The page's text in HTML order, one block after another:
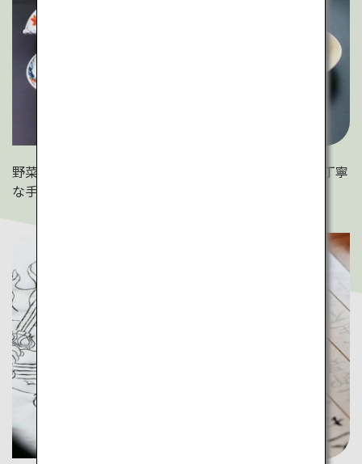
野菜中心の食材で仕上げる美しい精進料理。旬の味と丁寧
な手仕事が五感で堪能できます。（明石寺）